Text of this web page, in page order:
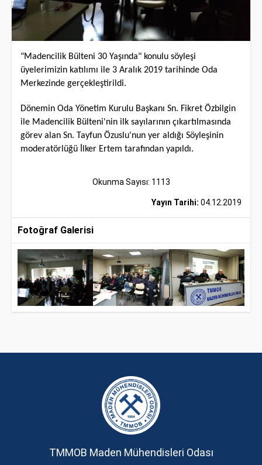
"Madencilik Bülteni 30 Yaşında" konulu söyleşi
üyelerimizin katılımı ile 3 Aralık 2019 tarihinde Oda
Merkezinde gerçekleştirildi.
Dönemin Oda Yönetim Kurulu Başkanı Sn. Fikret Özbilgin
ile Madencilik Bülteni'nin ilk sayılarının çıkartılmasında
görev alan Sn. Tayfun Özuslu'nun yer aldığı Söyleşinin
moderatörlüğü İlker Ertem tarafından yapıldı.
Okunma Sayısı: 1113
Yayın Tarihi: 04.12.2019
Fotoğraf Galerisi
TMMOB Maden Mühendisleri Odası